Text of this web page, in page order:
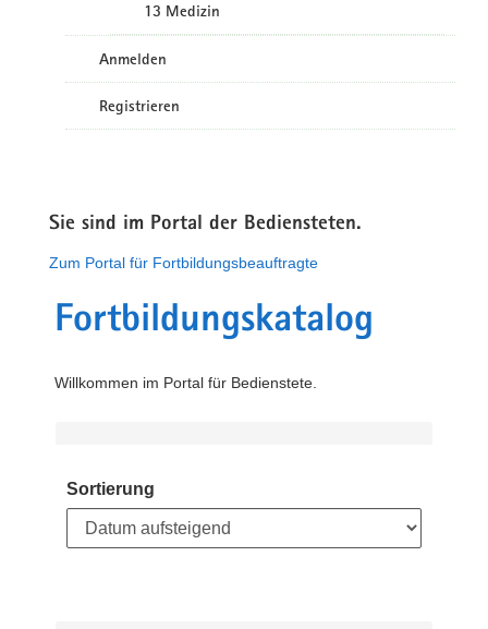
13 Medizin
Anmelden
Registrieren
Sie sind im Portal der Bediensteten.
Zum Portal für Fortbildungsbeauftragte
Fortbildungskatalog
Willkommen im Portal für Bedienstete.
Sortierung